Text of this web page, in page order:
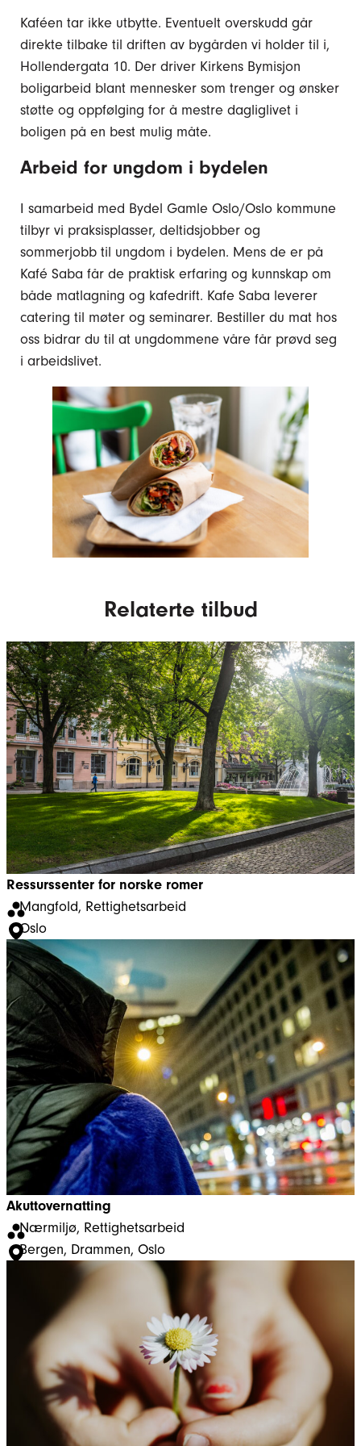
Kaféen tar ikke utbytte. Eventuelt overskudd går
direkte tilbake til driften av bygården vi holder til i,
Hollendergata 10. Der driver Kirkens Bymisjon
boligarbeid blant mennesker som trenger og ønsker
støtte og oppfølging for å mestre dagliglivet i
boligen på en best mulig måte.
Arbeid for ungdom i bydelen
I samarbeid med Bydel Gamle Oslo/Oslo kommune
tilbyr vi praksisplasser, deltidsjobber og
sommerjobb til ungdom i bydelen. Mens de er på
Kafé Saba får de praktisk erfaring og kunnskap om
både matlagning og kafedrift. Kafe Saba leverer
catering til møter og seminarer. Bestiller du mat hos
oss bidrar du til at ungdommene våre får prøvd seg
i arbeidslivet.
Relaterte tilbud
Ressurssenter for norske romer
Mangfold, Rettighetsarbeid
Oslo
Akuttovernatting
Nærmiljø, Rettighetsarbeid
Bergen, Drammen, Oslo